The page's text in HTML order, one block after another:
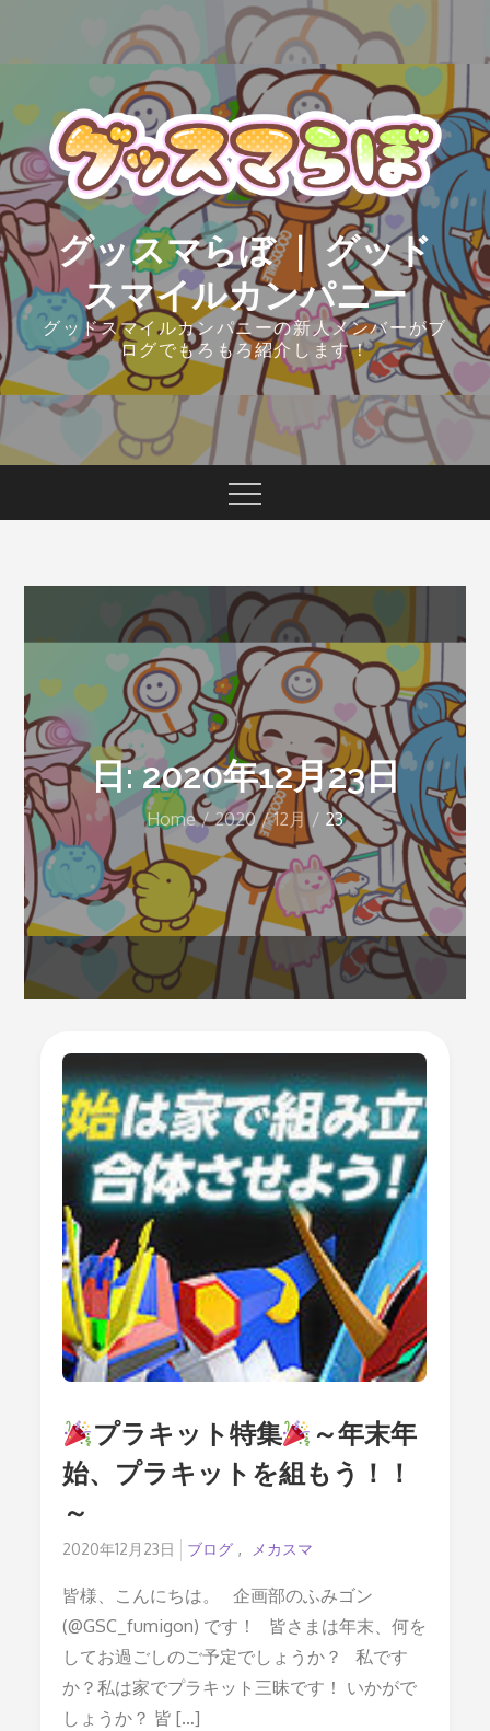
グッスマらぼ ｜ グッド
スマイルカンパニー
グッドスマイルカンパニーの新人メンバーがブ
ログでもろもろ紹介します！
日: 2020年12月23日
Home 2020 12月 23
プラキット特集
～年末年
始、プラキットを組もう！！
～
Posted
2020年12月23日 ブログ メカスマ
皆様、こんにちは。 企画部のふみゴン
(@GSC_fumigon) です！ 皆さまは年末、何を
してお過ごしのご予定でしょうか？ 私です
か？私は家でプラキット三昧です！ いかがで
しょうか？ 皆 […]